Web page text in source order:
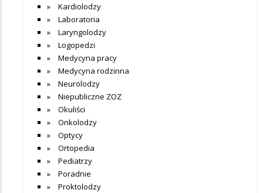
Kardiolodzy
Laboratoria
Laryngolodzy
Logopedzi
Medycyna pracy
Medycyna rodzinna
Neurolodzy
Niepubliczne ZOZ
Okuliści
Onkolodzy
Optycy
Ortopedia
Pediatrzy
Poradnie
Proktolodzy